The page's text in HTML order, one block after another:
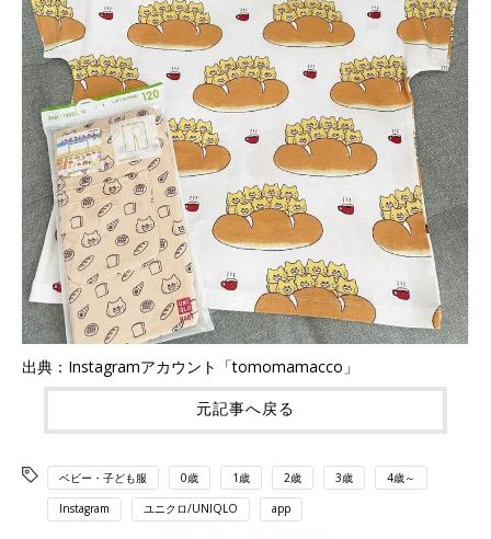
出典：Instagramアカウント「tomomamacco」
元記事へ戻る
ベビー・子ども服 0歳 1歳 2歳 3歳 4歳～
Instagram ユニクロ/UNIQLO app